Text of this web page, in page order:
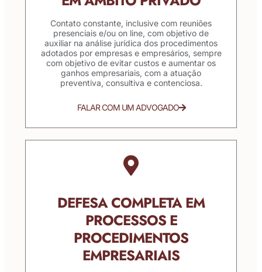
Contato constante, inclusive com reuniões
presenciais e/ou on line, com objetivo de
auxiliar na análise jurídica dos procedimentos
adotados por empresas e empresários, sempre
com objetivo de evitar custos e aumentar os
ganhos empresariais, com a atuação
preventiva, consultiva e contenciosa.
FALAR COM UM ADVOGADO
DEFESA COMPLETA EM
PROCESSOS E
PROCEDIMENTOS
EMPRESARIAIS